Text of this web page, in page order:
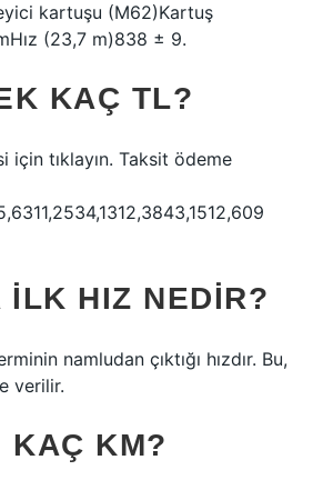
kartuşu (M62)Kartuş
(23,7 m)838 ± 9.
KAÇ TL?
için tıklayın. Taksit ödeme
ILK HIZ NEDIR?
namludan çıktığı hızdır. Bu,
verilir.
KAÇ KM?